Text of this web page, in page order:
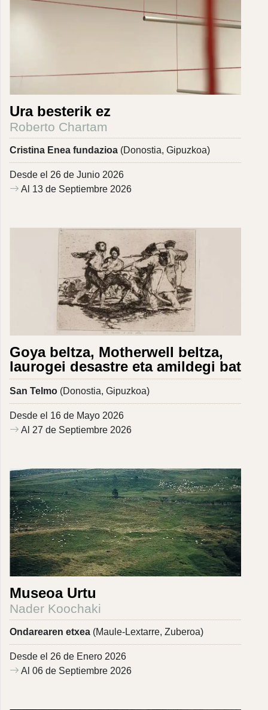
Ura besterik ez
Roberto Chartam
Cristina Enea fundazioa (Donostia, Gipuzkoa)
Desde el 26 de Junio 2026
Al 13 de Septiembre 2026
Goya beltza, Motherwell beltza,
laurogei desastre eta amildegi bat
San Telmo (Donostia, Gipuzkoa)
Desde el 16 de Mayo 2026
Al 27 de Septiembre 2026
Museoa Urtu
Nader Koochaki
Ondarearen etxea (Maule-Lextarre, Zuberoa)
Desde el 26 de Enero 2026
Al 06 de Septiembre 2026